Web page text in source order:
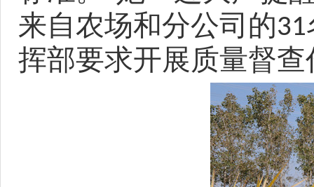
来自农场和分公司的31
挥部要求开展质量督查